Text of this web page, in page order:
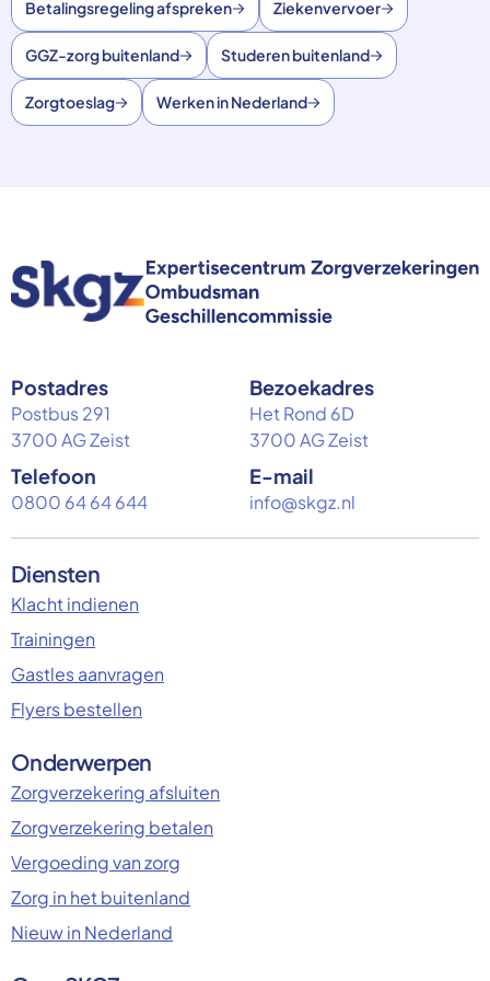
Betalingsregeling afspreken Ziekenvervoer
GGZ-zorg buitenland Studeren buitenland
Zorgtoeslag Werken in Nederland
Postadres
Postbus 291
3700 AG Zeist
Bezoekadres
Het Rond 6D
3700 AG Zeist
Telefoon
0800 64 64 644
E-mail
info@skgz.nl
Diensten
Klacht indienen
Trainingen
Gastles aanvragen
Flyers bestellen
Onderwerpen
Zorgverzekering afsluiten
Zorgverzekering betalen
Vergoeding van zorg
Zorg in het buitenland
Nieuw in Nederland